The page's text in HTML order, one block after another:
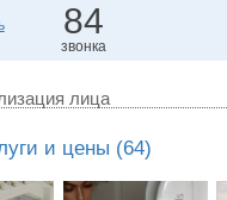
84
звонка
лица
и цены (64)